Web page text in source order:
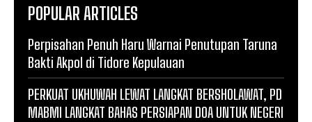
POPULAR ARTICLES
Perpisahan Penuh Haru Warnai Penutupan Taruna
Bakti Akpol di Tidore Kepulauan
PERKUAT UKHUWAH LEWAT LANGKAT BERSHOLAWAT, PD
MABMI LANGKAT BAHAS PERSIAPAN DOA UNTUK NEGERI